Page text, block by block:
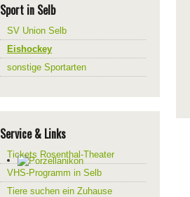
Sport in Selb
SV Union Selb
Eishockey
sonstige Sportarten
Service & Links
Tickets Rosenthal-Theater
VHS-Programm in Selb
Tiere suchen ein Zuhause